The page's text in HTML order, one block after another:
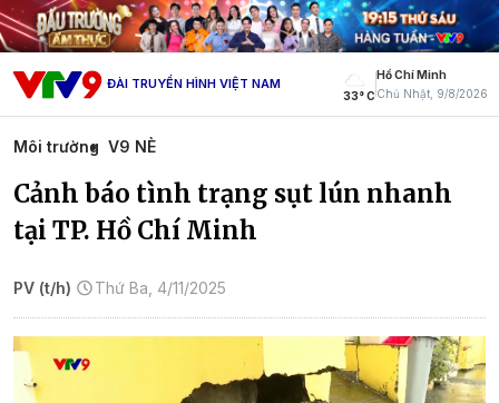
ĐÀI TRUYỀN HÌNH VIỆT NAM
33° C
Hồ Chí Minh
Chủ Nhật, 9/8/2026
Môi trường V9 NÈ
Cảnh báo tình trạng sụt lún nhanh
tại TP. Hồ Chí Minh
PV (t/h) Thứ Ba, 4/11/2025